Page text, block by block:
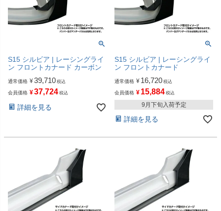
S15 シルビア | レーシングライ
ン フロントカナード カーボン
通常価格 ¥39,710 税込
会員価格 ¥37,724 税込
詳細を見る
S15 シルビア | レーシングライ
ン フロントカナード
通常価格 ¥ 16,720 税込
会員価格 ¥ 15,884 税込
9月下旬入荷予定
詳細を見る